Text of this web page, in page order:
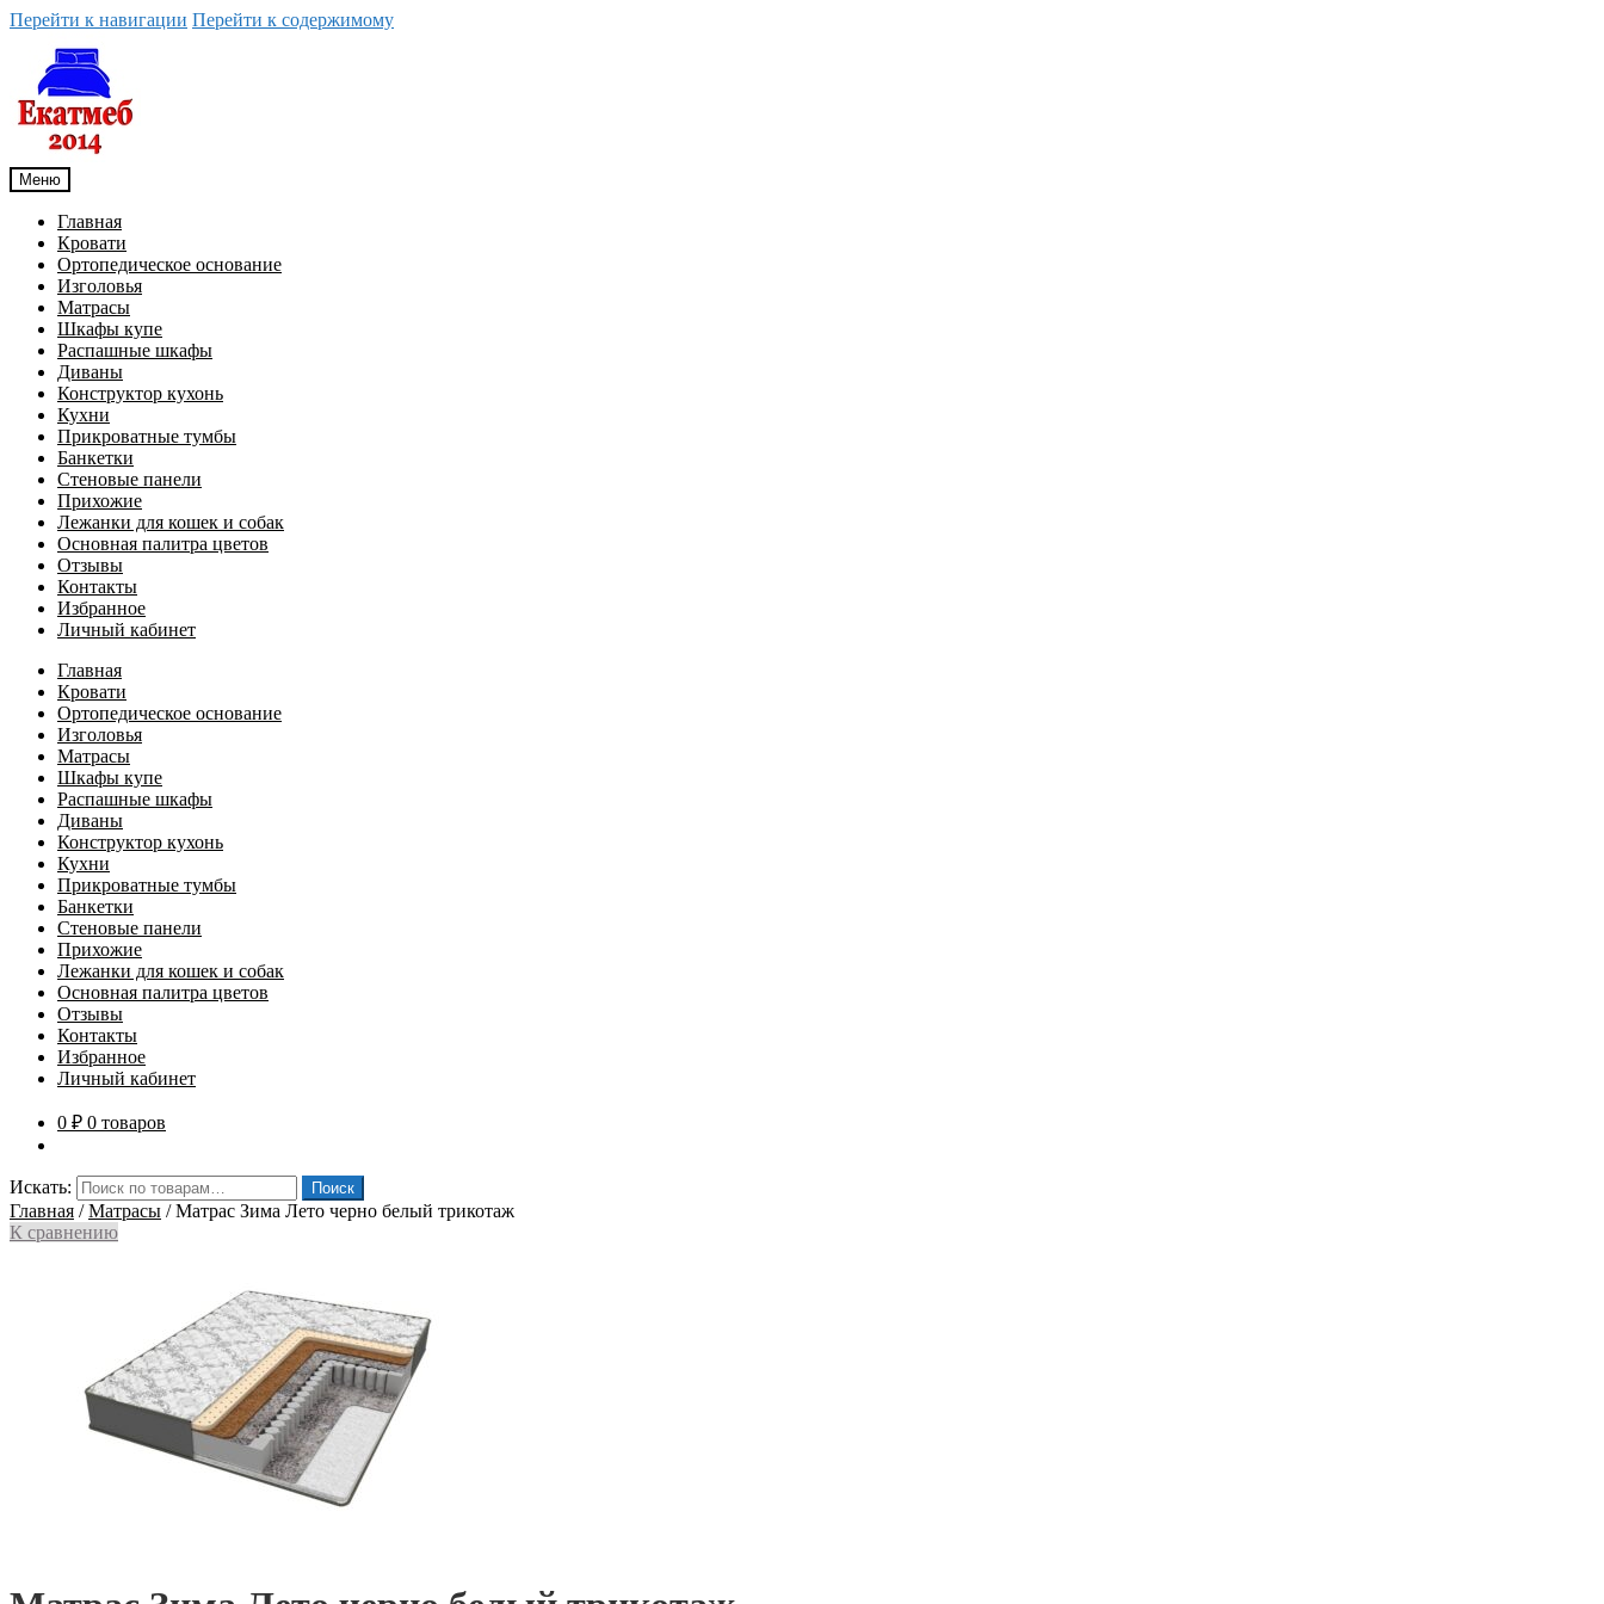
Перейти к навигации Перейти к содержимому
Меню
Главная
Кровати
Ортопедическое основание
Изголовья
Матрасы
Шкафы купе
Распашные шкафы
Диваны
Конструктор кухонь
Кухни
Прикроватные тумбы
Банкетки
Стеновые панели
Прихожие
Лежанки для кошек и собак
Основная палитра цветов
Отзывы
Контакты
Избранное
Личный кабинет
Главная
Кровати
Ортопедическое основание
Изголовья
Матрасы
Шкафы купе
Распашные шкафы
Диваны
Конструктор кухонь
Кухни
Прикроватные тумбы
Банкетки
Стеновые панели
Прихожие
Лежанки для кошек и собак
Основная палитра цветов
Отзывы
Контакты
Избранное
Личный кабинет
0 ₽ 0 товаров
Искать: Поиск
Главная /Матрасы /Матрас Зима Лето черно белый трикотаж
К сравнению